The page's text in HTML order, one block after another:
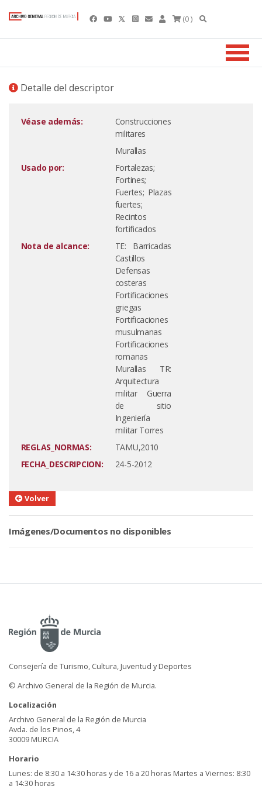
(0 )
Detalle del descriptor
Véase además:
Construcciones
militares
Murallas
Usado por:
Fortalezas;
Fortines;
Fuertes; Plazas
fuertes;
Recintos
fortificados
Nota de alcance:
TE: Barricadas
Castillos
Defensas
costeras
Fortificaciones
griegas
Fortificaciones
musulmanas
Fortificaciones
romanas
Murallas TR:
Arquitectura
militar Guerra
de sitio
Ingeniería
militar Torres
REGLAS_NORMAS:
TAMU,2010
FECHA_DESCRIPCION:
24-5-2012
Volver
Imágenes/Documentos no disponibles
Consejería de Turismo, Cultura, Juventud y Deportes
© Archivo General de la Región de Murcia.
Localización
Archivo General de la Región de Murcia
Avda. de los Pinos, 4
30009 MURCIA
Horario
Lunes: de 8:30 a 14:30 horas y de 16 a 20 horas Martes a Viernes: 8:30
a 14:30 horas